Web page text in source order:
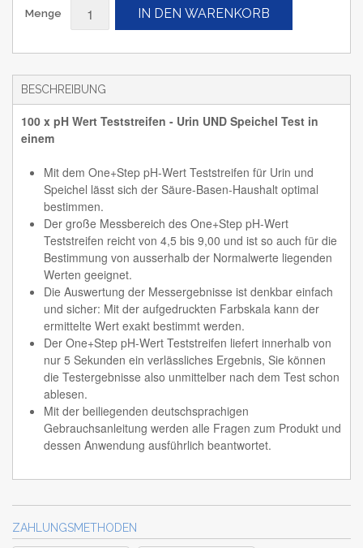
Menge IN DEN WARENKORB
BESCHREIBUNG
100 x pH Wert Teststreifen - Urin UND Speichel Test in
einem
Mit dem One+Step pH-Wert Teststreifen für Urin und
Speichel lässt sich der Säure-Basen-Haushalt optimal
bestimmen.
Der große Messbereich des One+Step pH-Wert
Teststreifen reicht von 4,5 bis 9,00 und ist so auch für die
Bestimmung von ausserhalb der Normalwerte liegenden
Werten geeignet.
Die Auswertung der Messergebnisse ist denkbar einfach
und sicher: Mit der aufgedruckten Farbskala kann der
ermittelte Wert exakt bestimmt werden.
Der One+Step pH-Wert Teststreifen liefert innerhalb von
nur 5 Sekunden ein verlässliches Ergebnis, Sie können
die Testergebnisse also unmittelber nach dem Test schon
ablesen.
Mit der beiliegenden deutschsprachigen
Gebrauchsanleitung werden alle Fragen zum Produkt und
dessen Anwendung ausführlich beantwortet.
ZAHLUNGSMETHODEN